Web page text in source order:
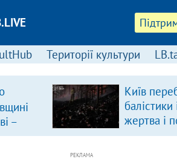
Території культури
–
Київ
жертва і
РЕКЛАМА